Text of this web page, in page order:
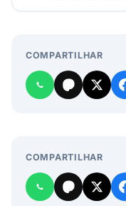
COMPARTILHAR
COMPARTILHAR